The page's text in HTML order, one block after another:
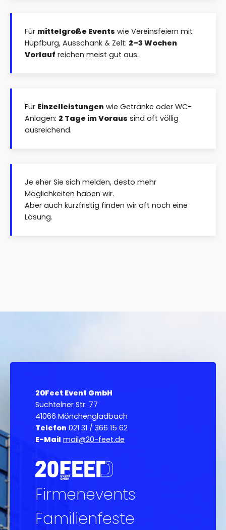
Für mittelgroße Events wie Vereinsfeiern mit
Hüpfburg, Ausschank & Zelt: 2–3 Wochen
Vorlauf reichen meist gut aus.
Für Einzelleistungen wie Getränke oder WC-
Anlagen: 2 Tage im Voraus sind oft völlig
ausreichend.
Je eher Sie sich melden, desto mehr
Möglichkeiten haben wir.
Aber auch kurzfristig finden wir oft noch eine
Lösung.
20Feet Event GmbH
Süchtelner Str. 77
41066 Mönchengladbach
Telefon 021 31 / 366 15 62
E-Mail mail@20-feet.de
Firmenevents
Familienfeste